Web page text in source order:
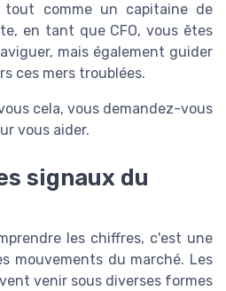
tout comme un capitaine de
en tant que CFO, vous êtes
mais également guider
ces mers troublées.
cela, vous demandez-vous
vous aider.
signaux du
les chiffres, c'est une
mouvements du marché. Les
venir sous diverses formes